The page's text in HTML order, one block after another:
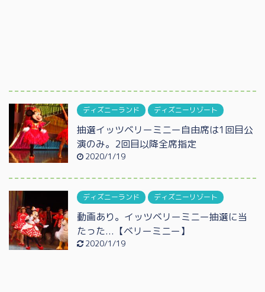
ディズニーランド ディズニーリゾート
抽選イッツベリーミニー自由席は1回目公
演のみ。2回目以降全席指定
2020/1/19
ディズニーランド ディズニーリゾート
動画あり。イッツベリーミニー抽選に当
たった...【ベリーミニー】
2020/1/19